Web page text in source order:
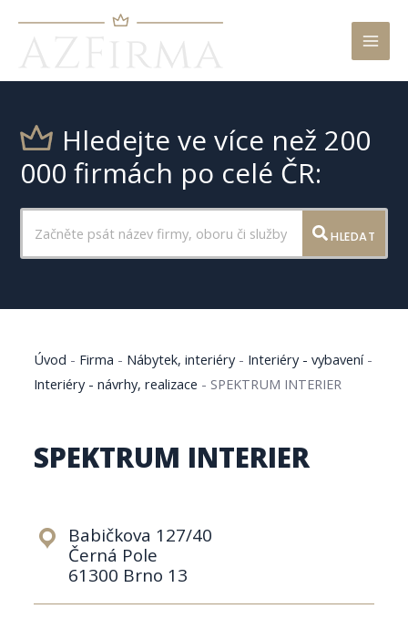
Hledejte ve více než 200
000 firmách po celé ČR:
HLEDAT
Úvod - Firma - Nábytek, interiéry- Interiéry - vybavení-
Interiéry - návrhy, realizace - SPEKTRUM INTERIER
SPEKTRUM INTERIER
Babičkova 127/40
Černá Pole
61300 Brno 13